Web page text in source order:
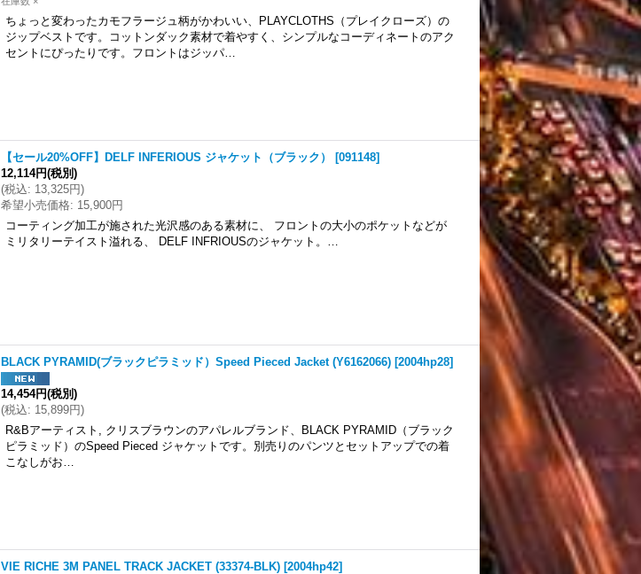
ちょっと変わったカモフラージュ柄がかわいい、PLAYCLOTHS（プレイクローズ）の
ジップベストです。コットンダック素材で着やすく、シンプルなコーディネートのアク
セントにぴったりです。フロントはジッパ…
【セール20%OFF】DELF INFERIOUS ジャケット（ブラック） [091148]
12,114円(税別)
(税込: 13,325円)
希望小売価格: 15,900円
コーティング加工が施された光沢感のある素材に、 フロントの大小のポケットなどが
ミリタリーテイスト溢れる、 DELF INFRIOUSのジャケット。…
BLACK PYRAMID(ブラックピラミッド）Speed Pieced Jacket (Y6162066) [2004hp28]
14,454円(税別)
(税込: 15,899円)
R&Bアーティスト, クリスブラウンのアパレルブランド、BLACK PYRAMID（ブラック
ピラミッド）のSpeed Pieced ジャケットです。別売りのパンツとセットアップでの着
こなしがお…
VIE RICHE 3M PANEL TRACK JACKET (33374-BLK) [2004hp42]